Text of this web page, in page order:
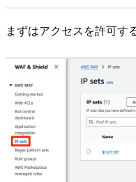
まずはアクセスを許可す